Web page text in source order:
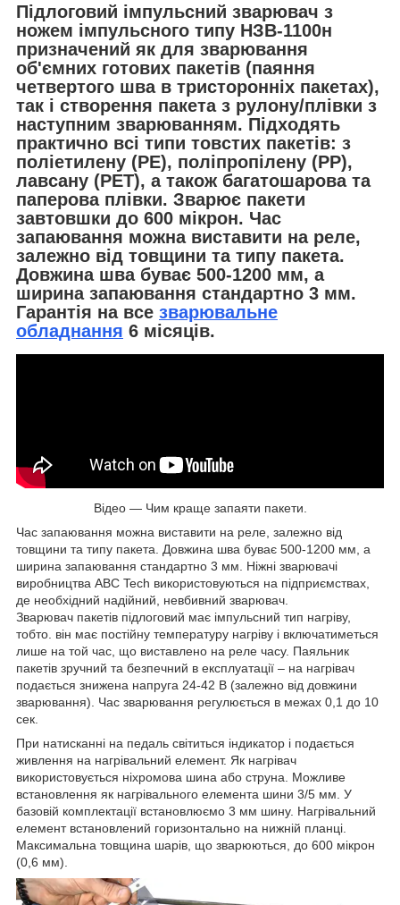
Підлоговий імпульсний зварювач з
ножем імпульсного типу НЗВ-1100н
призначений як для зварювання
об'ємних готових пакетів (паяння
четвертого шва в тристоронніх пакетах),
так і створення пакета з рулону/плівки з
наступним зварюванням. Підходять
практично всі типи товстих пакетів: з
поліетилену (PE), поліпропілену (PP),
лавсану (PET), а також багатошарова та
паперова плівки. Зварює пакети
завтовшки до 600 мікрон. Час
запаювання можна виставити на реле,
залежно від товщини та типу пакета.
Довжина шва буває 500-1200 мм, а
ширина запаювання стандартно 3 мм.
Гарантія на все зварювальне
обладнання 6 місяців.
Відео — Чим краще запаяти пакети.
Час запаювання можна виставити на реле, залежно від
товщини та типу пакета. Довжина шва буває 500-1200 мм, а
ширина запаювання стандартно 3 мм. Ніжні зварювачі
виробництва ABC Tech використовуються на підприємствах,
де необхідний надійний, невбивний зварювач.
Зварювач пакетів підлоговий має імпульсний тип нагріву,
тобто. він має постійну температуру нагріву і включатиметься
лише на той час, що виставлено на реле часу. Паяльник
пакетів зручний та безпечний в експлуатації – на нагрівач
подається знижена напруга 24-42 В (залежно від довжини
зварювання). Час зварювання регулюється в межах 0,1 до 10
сек.
При натисканні на педаль світиться індикатор і подається
живлення на нагрівальний елемент. Як нагрівач
використовується ніхромова шина або струна. Можливе
встановлення як нагрівального елемента шини 3/5 мм. У
базовій комплектації встановлюємо 3 мм шину. Нагрівальний
елемент встановлений горизонтально на нижній планці.
Максимальна товщина шарів, що зварюються, до 600 мікрон
(0,6 мм).